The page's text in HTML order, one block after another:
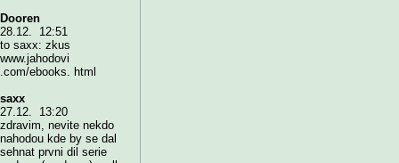
Dooren
28.12. 12:51
to saxx: zkus
www.jahodovi
.com/ebooks. html
saxx
27.12. 13:20
zdravim, nevite nekdo
nahodou kde by se dal
sehnat prvni dil serie